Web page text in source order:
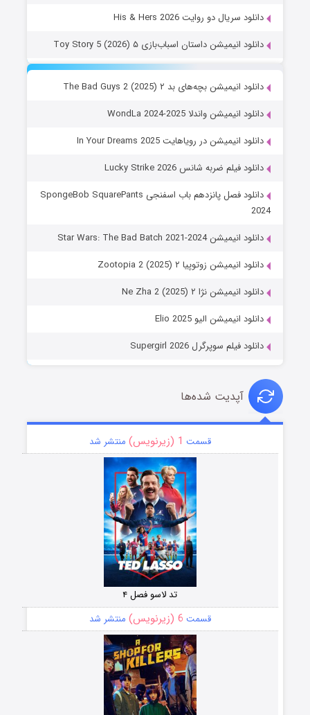
دانلود سریال دو روایت His & Hers 2026
دانلود انیمیشن داستان اسباب‌بازی ۵ Toy Story 5 (2026)
دانلود انیمیشن بچه‌های بد ۲ The Bad Guys 2 (2025)
دانلود انیمیشن واندلا WondLa 2024-2025
دانلود انیمیشن در رویاهایت In Your Dreams 2025
دانلود فیلم ضربه شانس Lucky Strike 2026
دانلود فصل پانزدهم باب اسفنجی SpongeBob SquarePants
2024
دانلود انیمیشن Star Wars: The Bad Batch 2021-2024
دانلود انیمیشن زوتوپیا ۲ Zootopia 2 (2025)
دانلود انیمیشن نژا ۲ Ne Zha 2 (2025)
دانلود انیمیشن الیو Elio 2025
دانلود فیلم سوپرگرل Supergirl 2026
آپدیت شده‌ها
قسمت 1 (زیرنویس) منتشر شد
تد لاسو فصل ۴
قسمت 6 (زیرنویس) منتشر شد